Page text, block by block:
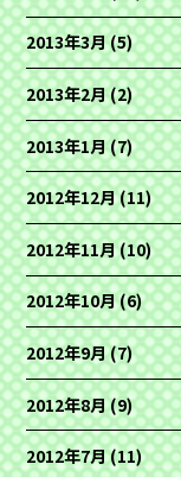
2013年3月(5)
2013年2月(2)
2013年1月(7)
2012年12月(11)
2012年11月(10)
2012年10月(6)
2012年9月(7)
2012年8月(9)
2012年7月(11)